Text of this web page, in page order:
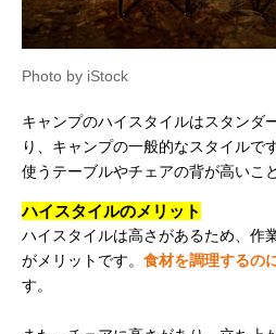
Photo by iStock
キャンプのハイスタイルはスタンダ
り、キャンプの一般的なスタイルで
使うテーブルやチェアの背が高いこ
ハイスタイルのメリット
ハイスタイルは高さがあるため、作
がメリットです。 食材を調理するの
す。